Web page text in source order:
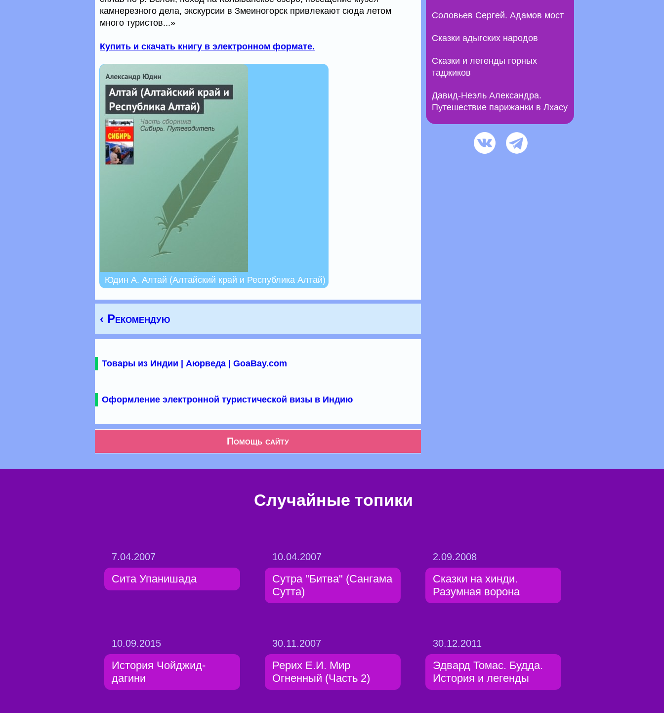
камнерезного дела, экскурсии в Змеиногорск привлекают сюда летом
много туристов...»
Купить и скачать книгу в электронном формате.
Юдин А. Алтай (Алтайский край и Республика Алтай)
‹ Рекомендую
Товары из Индии | Аюрведа | GoaBay.com
Оформление электронной туристической визы в Индию
Помощь сайту
Соловьев Сергей. Адамов мост
Сказки адыгских народов
Сказки и легенды горных
таджиков
Давид-Неэль Александра.
Путешествие парижанки в Лхасу
Случайные топики
7.04.2007
Сита Упанишада
10.04.2007
Сутра "Битва" (Сангама
Сутта)
2.09.2008
Сказки на хинди.
Разумная ворона
10.09.2015
История Чойджид-
дагини
30.11.2007
Рерих Е.И. Мир
Огненный (Часть 2)
30.12.2011
Эдвард Томас. Будда.
История и легенды